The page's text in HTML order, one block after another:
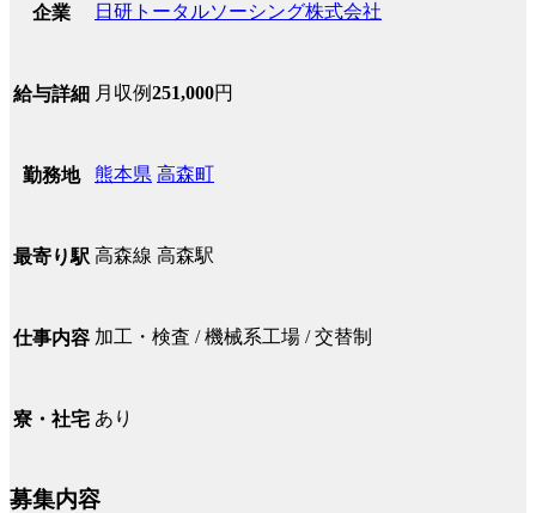
企業 日研トータルソーシング株式会社
給与詳細 月収例251,000円
勤務地 熊本県 高森町
最寄り駅 高森線 高森駅
仕事内容 加工・検査 / 機械系工場 / 交替制
寮・社宅 あり
募集内容